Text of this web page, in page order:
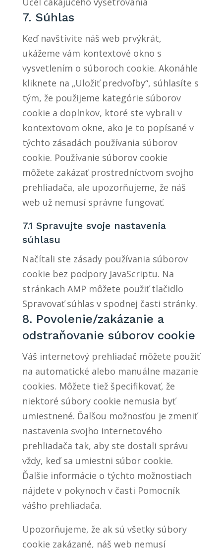
facebook
Consent
7. Súhlas
Keď navštívite náš web prvýkrát,
ukážeme vám kontextové okno s
vysvetlením o súboroch cookie. Akonáhle
kliknete na „Uložiť predvoľby“, súhlasíte s
tým, že použijeme kategórie súborov
cookie a doplnkov, ktoré ste vybrali v
kontextovom okne, ako je to popísané v
týchto zásadách používania súborov
cookie. Používanie súborov cookie
môžete zakázať prostredníctvom svojho
prehliadača, ale upozorňujeme, že náš
web už nemusí správne fungovať.
7.1 Spravujte svoje nastavenia
súhlasu
Načítali ste zásady používania súborov
cookie bez podpory JavaScriptu. Na
stránkach AMP môžete použiť tlačidlo
Spravovať súhlas v spodnej časti stránky.
8. Povolenie/zakázanie a
odstraňovanie súborov cookie
Váš internetový prehliadač môžete použiť
na automatické alebo manuálne mazanie
cookies. Môžete tiež špecifikovať, že
niektoré súbory cookie nemusia byť
umiestnené. Ďalšou možnosťou je zmeniť
nastavenia svojho internetového
prehliadača tak, aby ste dostali správu
vždy, keď sa umiestni súbor cookie.
Ďalšie informácie o týchto možnostiach
nájdete v pokynoch v časti Pomocník
vášho prehliadača.
Upozorňujeme, že ak sú všetky súbory
cookie zakázané, náš web nemusí